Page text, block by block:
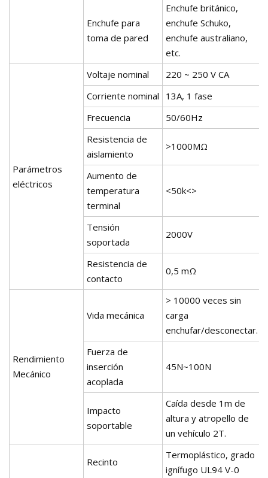
Enchufe para
toma de pared
Enchufe británico,
enchufe Schuko,
enchufe australiano,
etc.
Parámetros
eléctricos
Voltaje nominal
220 ~ 250 V CA
Corriente nominal
13A, 1 fase
Frecuencia
50/60Hz
Resistencia de
aislamiento
>1000MΩ
Aumento de
temperatura
terminal
<50k<>
Tensión
soportada
2000V
Resistencia de
contacto
0,5 mΩ
Rendimiento
Mecánico
Vida mecánica
> 10000 veces sin
carga
enchufar/desconectar.
Fuerza de
inserción
acoplada
45N~100N
Impacto
soportable
Caída desde 1m de
altura y atropello de
un vehículo 2T.
Recinto
Termoplástico, grado
ignífugo UL94 V-0